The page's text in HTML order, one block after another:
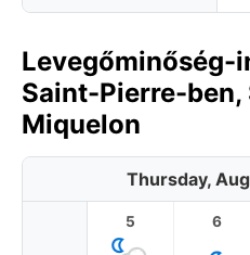
Levegőminőség-
Saint-Pierre-ben,
Miquelon
Thursday,
5 6